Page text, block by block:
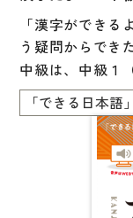
「漢字ができ
う疑問からでき
中級は、中級１
～第20課）の２
＜３つの柱＞
・何ができる
・漢字の接触場
・漢字学習ス
「できる日本語」